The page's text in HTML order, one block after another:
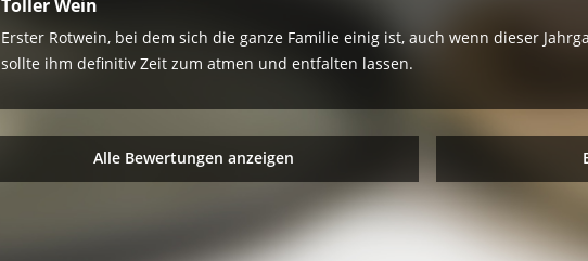
Toller Wein
Erster Rotwein, bei dem sich die ganze Familie einig ist, auch wenn dieser
sollte ihm definitiv Zeit zum atmen und entfalten lassen.
Alle Bewertungen anzeigen